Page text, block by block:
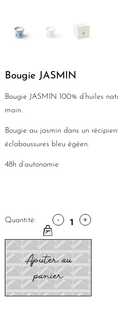
Bougie JASMIN
Bougie JASMIN 100% d’huiles
main.
Bougie au jasmin dans un
éclaboussures bleu égéen.
48h d’autonomie
Quantité: - +
Ajouter au
panier